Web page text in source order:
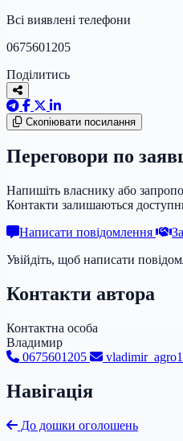
Всі виявлені телефони
0675601205
Поділитись
Скопіювати посилання
Переговори по
Напишіть власнику або
Контакти залишаються
Написати повідомлення
Увійдіть, щоб написати
Контакти автора
Контактна особа
Владимир
0675601205
Навігація
До дошки оголошень